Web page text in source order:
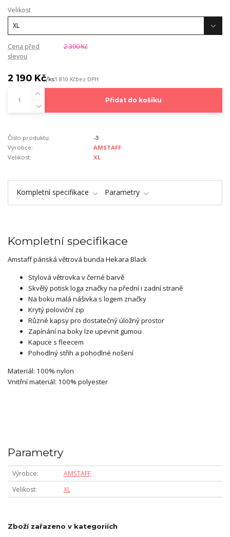
Velikost
Cena před
slevou
2 390 Kč
2 190 Kč/ks1 810 Kčbez DPH
Přidat do košíku
Číslo produktu:
-3
Výrobce:
AMSTAFF
Velikost:
XL
Kompletní specifikace Parametry
Kompletní specifikace
Amstaff pánská větrová bunda Hekara Black
Stylová větrovka v černé barvě
Skvělý potisk loga značky na přední i zadní straně
Na boku malá nášivka s logem značky
Krytý poloviční zip
Různé kapsy pro dostatečný úložný prostor
Zapínání na boky lze upevnit gumou
Kapuce s fleecem
Pohodlný střih a pohodlné nošení
Materiál: 100% nylon
Vnitřní materiál: 100% polyester
Parametry
Výrobce
AMSTAFF
Velikost
XL
Zboží zařazeno v kategoriích